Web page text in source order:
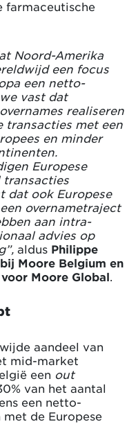
farmaceutische
Noord-Amerika
een focus
een netto-
vast dat
realiseren
transacties met een
en minder
Europese
transacties
dat ook Europese
overnametraject
aan intra-
advies op
aldus Philippe
Moore Belgium en
Moore Global.
aandeel van
mid-market
een out
van het aantal
een netto-
de Europese